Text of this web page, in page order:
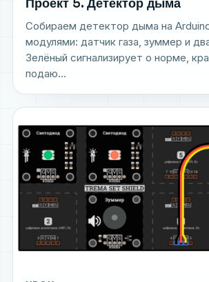
Собираем детектор дыма на
модулями: датчик газа, зуммер и
Зелёный сигнализирует о норме,
подаю...